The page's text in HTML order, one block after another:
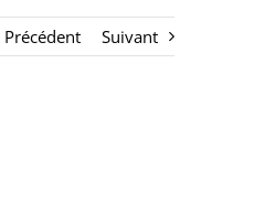
Précédent Suivant